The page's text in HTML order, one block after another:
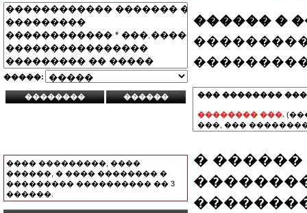
�����:
���� ���������, ����
������, � ���� �������� �
��������� ���������� �� 3
������.
������ �
��� ��������
�������� ���.
���, ���
�